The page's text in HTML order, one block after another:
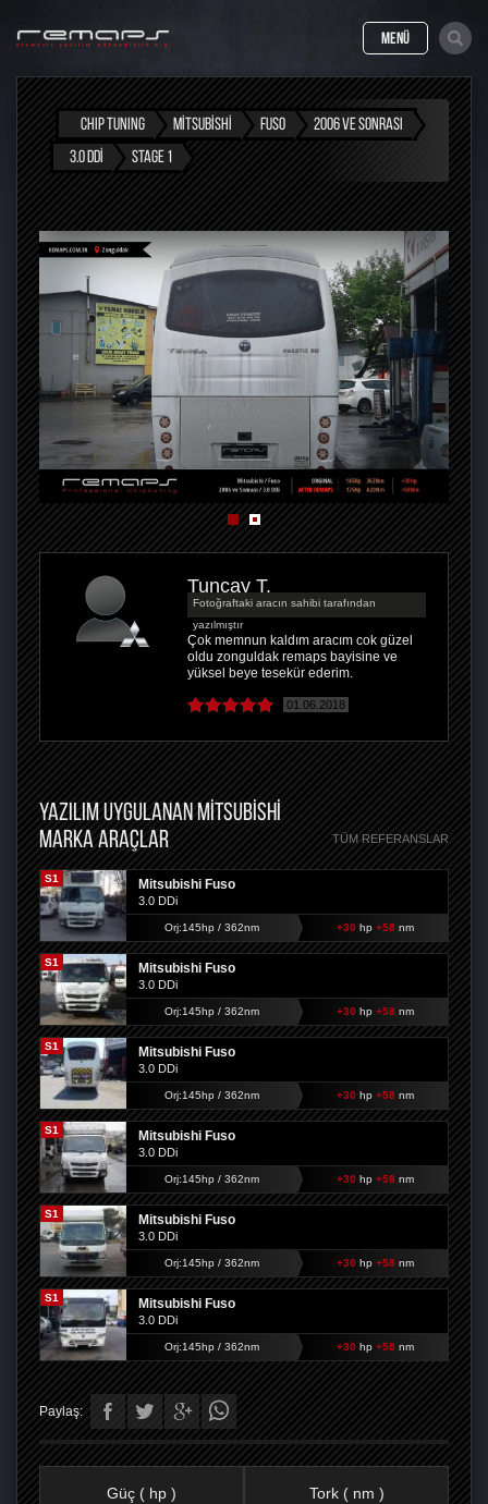
MENÜ
CHIP TUNING MITSUBISHI FUSO
2006 VE SONRASI
3.0 DDI
STAGE 1
Tuncay T.
Fotoğraftaki aracın sahibi tarafından
yazılmıştır
Çok memnun kaldım aracım cok güzel
oldu zonguldak remaps bayisine ve
yüksel beye tesekür ederim.
01.06.2018
YAZILIM UYGULANAN MITSUBISHI
MARKA ARAÇLAR
TÜM REFERANSLAR
S1 Mitsubishi Fuso
3.0 DDi
Orj:145hp / 362nm +30 hp +58nm
S1 Mitsubishi Fuso
3.0 DDi
Orj:145hp / 362nm +30 hp +58nm
S1 Mitsubishi Fuso
3.0 DDi
Orj:145hp / 362nm +30 hp +58nm
S1 Mitsubishi Fuso
3.0 DDi
Orj:145hp / 362nm +30 hp +58nm
S1 Mitsubishi Fuso
3.0 DDi
Orj:145hp / 362nm +30 hp +58nm
S1 Mitsubishi Fuso
3.0 DDi
Orj:145hp / 362nm +30 hp +58nm
Paylaş:
Güç ( hp ) Tork ( nm )